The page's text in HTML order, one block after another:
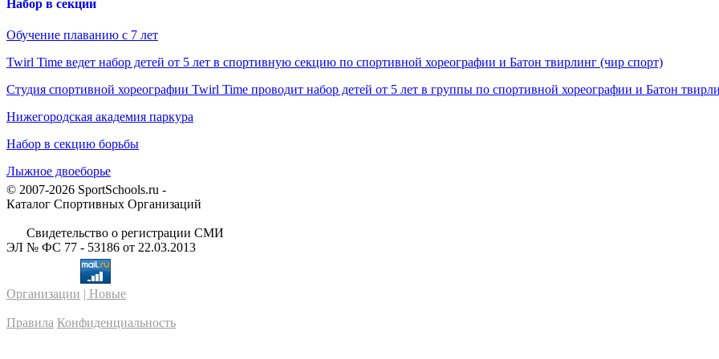
Набор в секции
Обучение плаванию с 7 лет
Twirl Time ведет набор детей от 5 лет в спортивную секцию по спортивной хореографии и Батон твирлинг (чир спорт)
Студия спортивной хореографии Twirl Time проводит набор детей от 5 лет в группы по спортивной хореографии и Батон
Нижегородская академия паркура
Набор в секцию борьбы
Лыжное двоеборье
© 2007-2026 SportSchools.ru -
Каталог Спортивных Организаций
Свидетельство о регистрации СМИ
ЭЛ № ФС 77 - 53186 от 22.03.2013
Организации | Новые
Правила Конфиденциальность